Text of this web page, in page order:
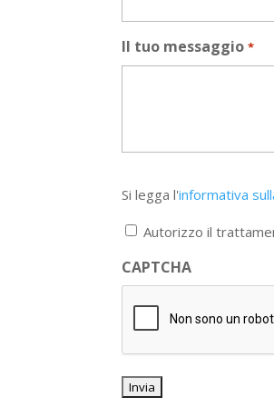
Il tuo messaggio *
legga
l'informativa
privacy
*
Si legga l'informativa
Autorizzo il
CAPTCHA